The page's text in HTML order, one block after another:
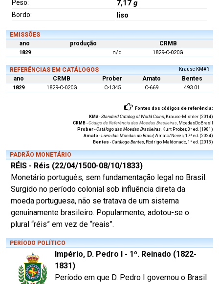
Peso: 7,17 g
Bordo: liso
EMISSÕES
ano
produção CRMB
1829 n/d 1829-C-020G
REFERÊNCIAS EM CATÁLOGOS Krause KM# ?
ano CRMB Prober Amato Bentes
1829 1829-C-020G C-1345 C-669 493.01
Fontes dos códigos de referência:
KM#-Standard Catalog of World Coins, Krause-Mishler (2014)
CRMB -Código de Referência das Moedas Brasileiras, MoedasDoBrasil
Prober -Catálogo das Moedas Brasileiras, Kurt Prober, 3ª ed. (1981)
Amato -Livro das Moedas do Brasil, Amato/Neves, 17ª ed. (2024)
Bentes -Catálogo Bentes, Rodrigo Maldonado, 1ª ed. (2013)
PADRÃO MONETÁRIO
RÉIS - Réis (22/04/1500-08/10/1833)
Monetário português, sem fundamentação legal no Brasil.
Surgido no período colonial sob influência direta da
moeda portuguesa, não se tratava de um sistema
genuinamente brasileiro. Popularmente, adotou-se o
plural “réis” em vez de “reais”.
PERÍODO POLÍTICO
Império, D. Pedro I - 1º. Reinado (1822-
1831)
Período em que D. Pedro I governou o Brasil